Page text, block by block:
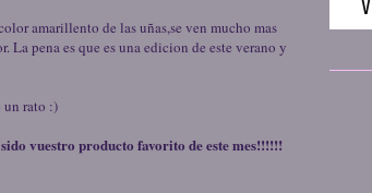
amarillento de las uñas,se ven mucho mas
La pena es que es una edicion de este verano y
un rato :)
vuestro producto favorito de este mes!!!!!!